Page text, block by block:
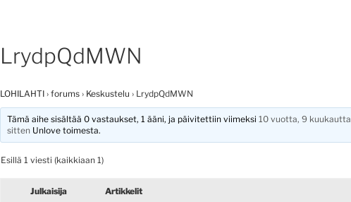
LrydpQdMWN
LOHILAHTI › forums › Keskustelu › LrydpQdMWN
Tämä aihe sisältää 0 vastaukset, 1 ääni, ja päivitettiin viimeksi10 vuotta, 9 kuukautta
sitten Unlove toimesta.
Esillä 1 viesti (kaikkiaan 1)
Julkaisija Artikkelit